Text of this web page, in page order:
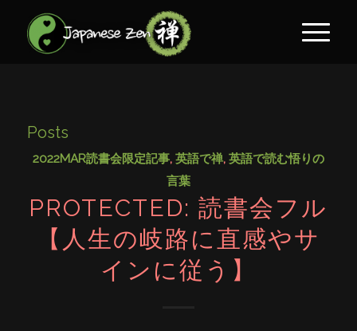
Posts
2022MAR読書会限定記事, 英語で禅, 英語で読む悟りの
言葉
PROTECTED: 読書会フル
【人生の岐路に直感やサ
インに従う】